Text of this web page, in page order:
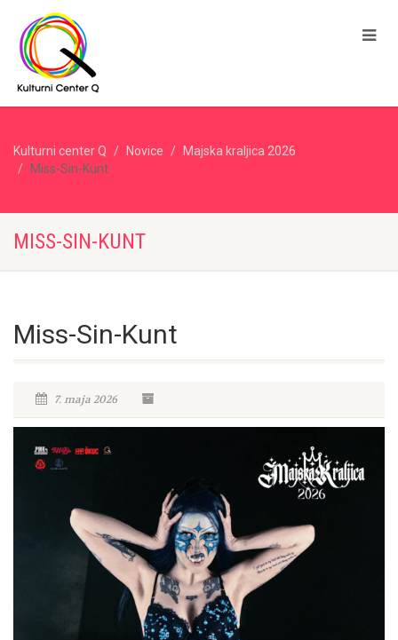
Kulturni center Q Novice
Majska kraljica 2026
Miss-Sin-Kunt
MISS-SIN-KUNT
Miss-Sin-Kunt
7. maja 2026